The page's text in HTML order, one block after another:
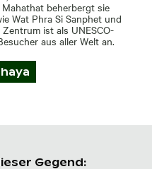
beherbergt sie
Wat Phra Si Sanphet und
ist als UNESCO-
aus aller Welt an.
Gegend: